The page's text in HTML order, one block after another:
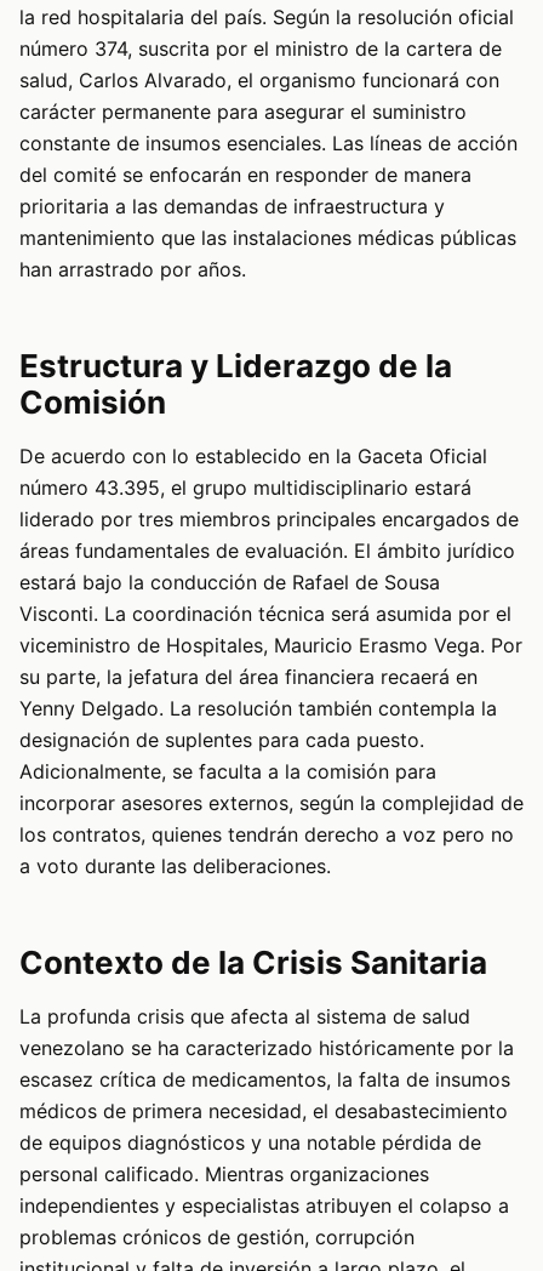
la red hospitalaria del país. Según la resolución oficial
número 374, suscrita por el ministro de la cartera de
salud, Carlos Alvarado, el organismo funcionará con
carácter permanente para asegurar el suministro
constante de insumos esenciales. Las líneas de acción
del comité se enfocarán en responder de manera
prioritaria a las demandas de infraestructura y
mantenimiento que las instalaciones médicas públicas
han arrastrado por años.
Estructura y Liderazgo de la
Comisión
De acuerdo con lo establecido en la Gaceta Oficial
número 43.395, el grupo multidisciplinario estará
liderado por tres miembros principales encargados de
áreas fundamentales de evaluación. El ámbito jurídico
estará bajo la conducción de Rafael de Sousa
Visconti. La coordinación técnica será asumida por el
viceministro de Hospitales, Mauricio Erasmo Vega. Por
su parte, la jefatura del área financiera recaerá en
Yenny Delgado. La resolución también contempla la
designación de suplentes para cada puesto.
Adicionalmente, se faculta a la comisión para
incorporar asesores externos, según la complejidad de
los contratos, quienes tendrán derecho a voz pero no
a voto durante las deliberaciones.
Contexto de la Crisis Sanitaria
La profunda crisis que afecta al sistema de salud
venezolano se ha caracterizado históricamente por la
escasez crítica de medicamentos, la falta de insumos
médicos de primera necesidad, el desabastecimiento
de equipos diagnósticos y una notable pérdida de
personal calificado. Mientras organizaciones
independientes y especialistas atribuyen el colapso a
problemas crónicos de gestión, corrupción